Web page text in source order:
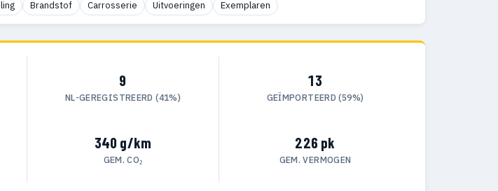
Brandstof Carrosserie Uitvoeringen Exemplaren
9
NL-GEREGISTREERD (41%)
13
GEÏMPORTEERD (59%)
340 g/km
GEM. CO₂
226 pk
GEM. VERMOGEN